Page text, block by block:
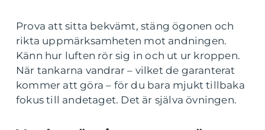
Prova att sitta bekvämt, stäng ögonen och
rikta uppmärksamheten mot andningen.
Känn hur luften rör sig in och ut ur kroppen.
När tankarna vandrar – vilket de garanterat
kommer att göra – för du bara mjukt tillbaka
fokus till andetaget. Det är själva övningen.